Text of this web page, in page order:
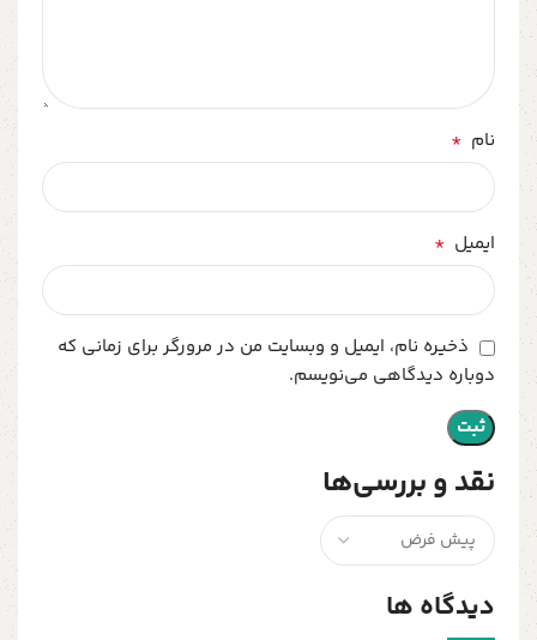
نقد و بررسی‌ها
دیدگاه ها
نام *
ایمیل *
ذخیره نام، ایمیل و وبسایت من در مرورگر برای زمانی که
دوباره دیدگاهی می‌نویسم.